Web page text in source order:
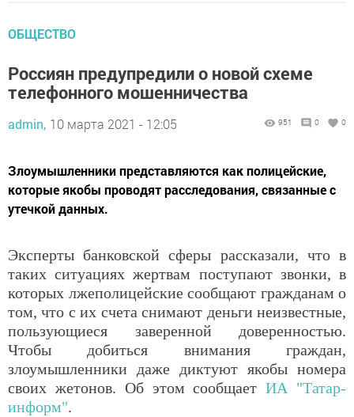
ОБЩЕСТВО
Россиян предупредили о новой схеме
телефонного мошенничества
admin, 10 марта 2021 - 12:05 951 0 0
Злоумышленники представляются как полицейские,
которые якобы проводят расследования, связанные с
утечкой данных.
Эксперты банковской сферы рассказали, что в
таких ситуациях жертвам поступают звонки, в
которых лжеполицейские сообщают гражданам о
том, что с их счета снимают деньги неизвестные,
пользующиеся заверенной доверенностью.
Чтобы добиться внимания граждан,
злоумышленники даже диктуют якобы номера
своих жетонов. Об этом сообщаетИА "Татар-
информ".